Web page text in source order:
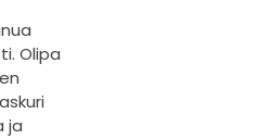
Olipa
ja